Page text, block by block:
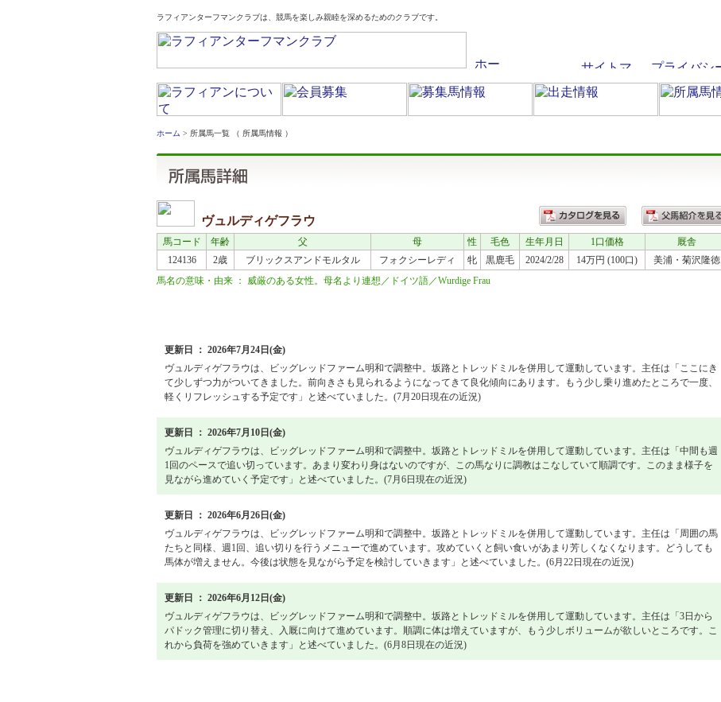
ラフィアンターフマンクラブは、競馬を楽しみ親睦を深めるためのクラブです。
ホーム > 所属馬一覧 （ 所属馬情報 ）
ヴュルディゲフラウ
馬コード 年齢 父 母 性 毛色 生年月日 1口価格
厩舎
124136
2歳 ブリックスアンドモルタル フォクシーレディ 牝 黒鹿毛 2024/2/28 14万円 (100口) 美浦 ・菊沢隆徳
馬名の意味・由来 ： 威厳のある女性。母名より連想／ドイツ語／Wurdige Frau
更新日 ： 2026年7月24日(金)
ヴュルディゲフラウは、ビッグレッドファーム明和で調整中。坂路とトレッドミルを併用して運動しています。主任は「ここにき
て少しずつ力がついてきました。前向きさも見られるようになってきて良化傾向にあります。もう少し乗り進めたところで一度、
軽くリフレッシュする予定です」と述べていました。(7月20日現在の近況)
更新日 ： 2026年7月10日(金)
ヴュルディゲフラウは、ビッグレッドファーム明和で調整中。坂路とトレッドミルを併用して運動しています。主任は「中間も週
1回のペースで追い切っています。あまり変わり身はないのですが、この馬なりに調教はこなしていて順調です。このまま様子を
見ながら進めていく予定です」と述べていました。(7月6日現在の近況)
更新日 ： 2026年6月26日(金)
ヴュルディゲフラウは、ビッグレッドファーム明和で調整中。坂路とトレッドミルを併用して運動しています。主任は「周囲の馬
たちと同様、週1回、追い切りを行うメニューで進めています。攻めていくと飼い食いがあまり芳しくなくなります。どうしても
馬体が増えません。今後は状態を見ながら予定を検討していきます」と述べていました。(6月22日現在の近況)
更新日 ： 2026年6月12日(金)
ヴュルディゲフラウは、ビッグレッドファーム明和で調整中。坂路とトレッドミルを併用して運動しています。主任は「3日から
パドック管理に切り替え、入厩に向けて進めています。順調に体は増えていますが、もう少しボリュームが欲しいところです。こ
れから負荷を強めていきます」と述べていました。(6月8日現在の近況)